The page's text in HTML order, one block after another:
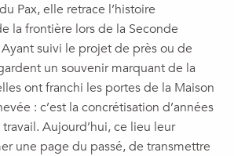
Pax, elle retrace l’histoire
la frontière lors de la Seconde
suivi le projet de près ou de
un souvenir marquant de la
ont franchi les portes de la Maison
: c’est la concrétisation d’années
Aujourd’hui, ce lieu leur
une page du passé, de transmettre